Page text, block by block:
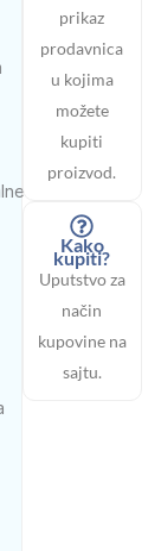
prikaz
prodavnica
u kojima
možete
kupiti
proizvod.
Kako
kupiti?
Uputstvo za
način
kupovine na
sajtu.